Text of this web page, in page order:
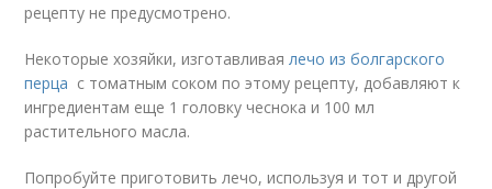
рецепту не предусмотрено.
Некоторые хозяйки, изготавливаялечо из болгарского
перца с томатным соком по этому рецепту, добавляют к
ингредиентам еще 1 головку чеснока и 100 мл
растительного масла.
Попробуйте приготовить лечо, используя и тот и другой